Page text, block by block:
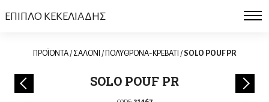
ΕΠΙΠΛΟ ΚΕΚΕΛΙΑΔΗΣ
ΠΡΟΪΟΝΤΑ/ ΣΑΛΟΝΙ / ΠΟΛΥΘΡΟΝΑ-ΚΡΕΒΑΤΙ /SOLO POUF PR
SOLO POUF PR